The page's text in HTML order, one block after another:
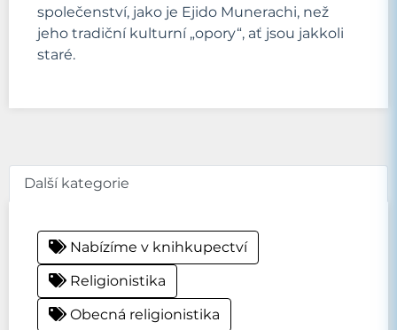
společenství, jako je Ejido Munerachi, než
jeho tradiční kulturní „opory“, ať jsou jakkoli
staré.
Další kategorie
Nabízíme v knihkupectví
Religionistika
Obecná religionistika